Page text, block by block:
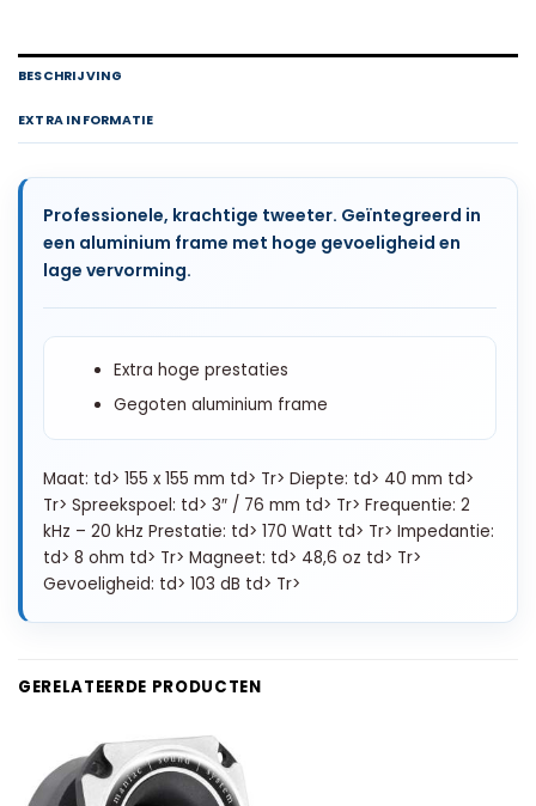
BESCHRIJVING
EXTRA INFORMATIE
Professionele, krachtige tweeter. Geïntegreerd in
een aluminium frame met hoge gevoeligheid en
lage vervorming.
Extra hoge prestaties
Gegoten aluminium frame
Maat: td> 155 x 155 mm td> Tr> Diepte: td> 40 mm td>
Tr> Spreekspoel: td> 3″ / 76 mm td> Tr> Frequentie: 2
kHz – 20 kHz Prestatie: td> 170 Watt td> Tr> Impedantie:
td> 8 ohm td> Tr> Magneet: td> 48,6 oz td> Tr>
Gevoeligheid: td> 103 dB td> Tr>
GERELATEERDE PRODUCTEN